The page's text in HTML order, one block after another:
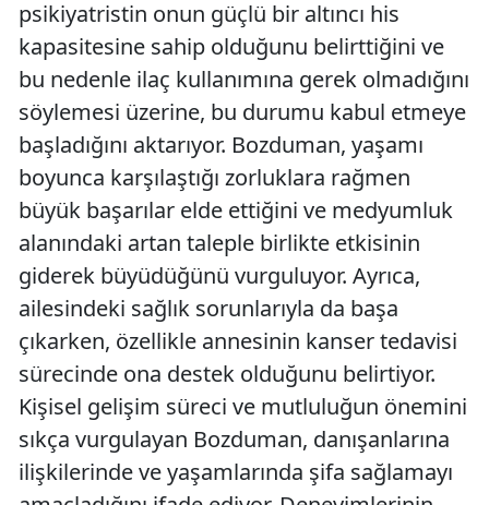
psikiyatristin onun güçlü bir altıncı his
kapasitesine sahip olduğunu belirttiğini ve
bu nedenle ilaç kullanımına gerek olmadığını
söylemesi üzerine, bu durumu kabul etmeye
başladığını aktarıyor. Bozduman, yaşamı
boyunca karşılaştığı zorluklara rağmen
büyük başarılar elde ettiğini ve medyumluk
alanındaki artan taleple birlikte etkisinin
giderek büyüdüğünü vurguluyor. Ayrıca,
ailesindeki sağlık sorunlarıyla da başa
çıkarken, özellikle annesinin kanser tedavisi
sürecinde ona destek olduğunu belirtiyor.
Kişisel gelişim süreci ve mutluluğun önemini
sıkça vurgulayan Bozduman, danışanlarına
ilişkilerinde ve yaşamlarında şifa sağlamayı